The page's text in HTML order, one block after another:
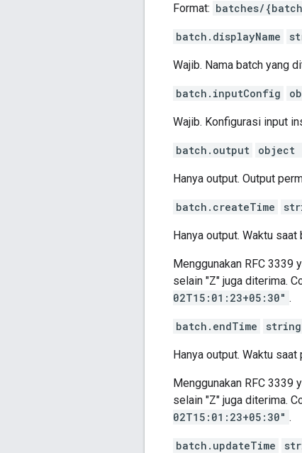
Format: batches/
batch.displayName
Wajib. Nama batch yang
batch.inputConfig
Wajib. Konfigurasi input
batch.output object
Hanya output. Output
batch.createTime
Hanya output. Waktu saat
Menggunakan RFC 3339
selain "Z" juga diterima.
02T15:01:23+05:30" .
batch.endTime
Hanya output. Waktu
Menggunakan RFC 3339
selain "Z" juga diterima.
02T15:01:23+05:30" .
batch.updateTime